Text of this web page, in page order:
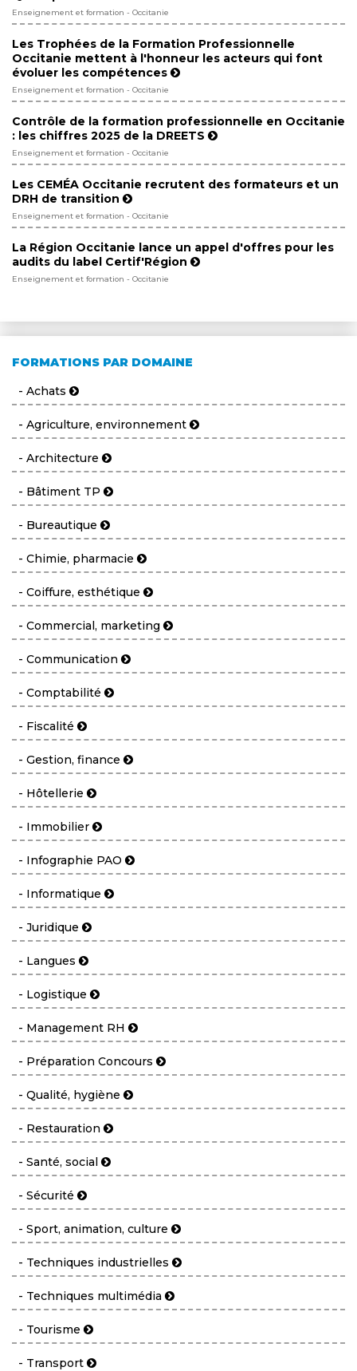
Enseignement et formation - Occitanie
Les Trophées de la Formation Professionnelle
Occitanie mettent à l'honneur les acteurs qui font
évoluer les compétences
Enseignement et formation - Occitanie
Contrôle de la formation professionnelle en Occitanie
: les chiffres 2025 de la DREETS
Enseignement et formation - Occitanie
Les CEMÉA Occitanie recrutent des formateurs et un
DRH de transition
Enseignement et formation - Occitanie
La Région Occitanie lance un appel d'offres pour les
audits du label Certif'Région
Enseignement et formation - Occitanie
FORMATIONS PAR DOMAINE
- Achats
- Agriculture, environnement
- Architecture
- Bâtiment TP
- Bureautique
- Chimie, pharmacie
- Coiffure, esthétique
- Commercial, marketing
- Communication
- Comptabilité
- Fiscalité
- Gestion, finance
- Hôtellerie
- Immobilier
- Infographie PAO
- Informatique
- Juridique
- Langues
- Logistique
- Management RH
- Préparation Concours
- Qualité, hygiène
- Restauration
- Santé, social
- Sécurité
- Sport, animation, culture
- Techniques industrielles
- Techniques multimédia
- Tourisme
- Transport